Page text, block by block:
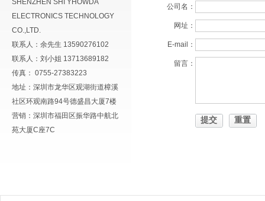
SHENZHEN SHI YHOWDA
ELECTRONICS TECHNOLOGY
CO.,LTD.
联系人：余先生 13590276102
联系人：刘小姐 13713689182
传真： 0755-27383223
地址：深圳市龙华区观湖街道樟溪
社区环观南路94号德盛昌大厦7楼
营销：深圳市福田区振华路中航北
苑大厦C座7C
公司名：
网址：
E-mail：
留言：